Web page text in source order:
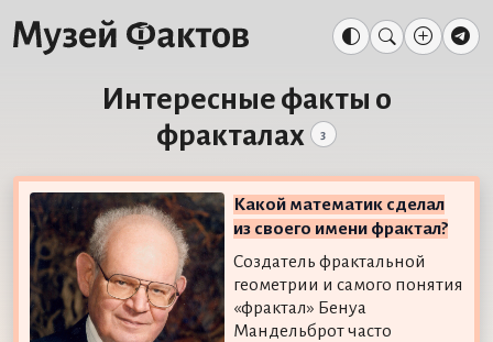
Интересные факты о
фракталах
3
Какой математик сделал
из своего имени фрактал?
Создатель фрактальной
геометрии и самого понятия
«фрактал» Бенуа
Мандельброт часто